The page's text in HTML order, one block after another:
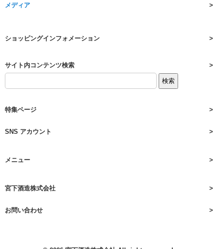
メディア
ショッピングインフォメーション
サイト内コンテンツ検索
特集ページ
SNS アカウント
メニュー
宮下酒造株式会社
お問い合わせ